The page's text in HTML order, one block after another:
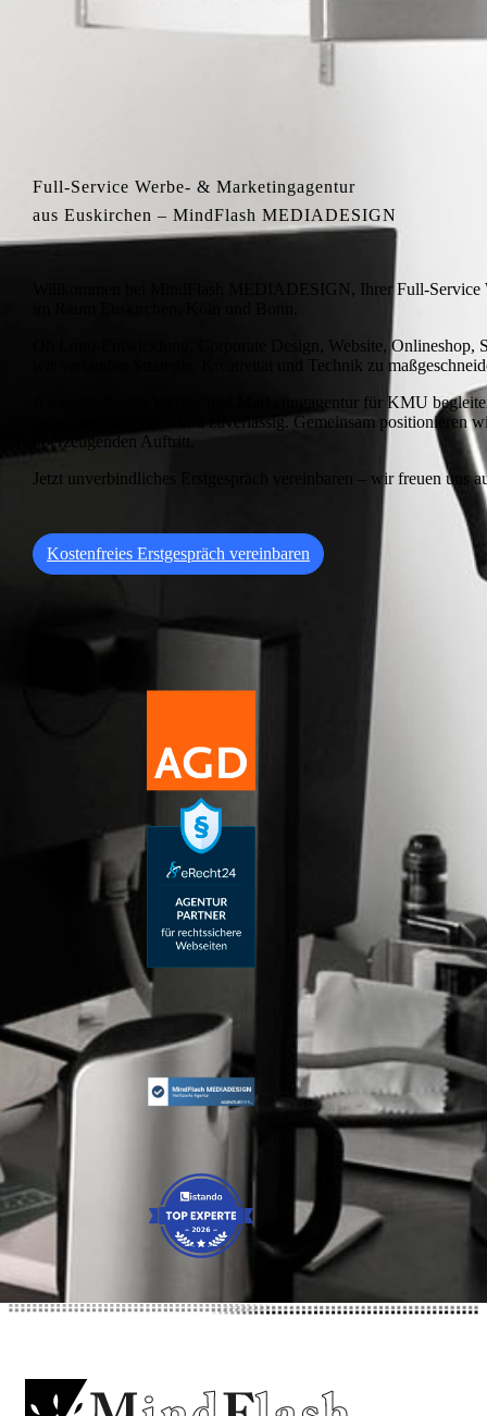
Full-Service Werbe- & Marketingagentur
aus Euskirchen – MindFlash MEDIADESIGN
Willkommen bei MindFlash MEDIADESIGN, Ihrer Full-Service
Ob Logo-Entwicklung, Corporate Design, Website, Onlineshop,
wir verbinden Strategie, Kreativität und Technik zu
Als spezialisierte Werbe- und Marketingagentur für KMU
zielgruppenorientiert und zuverlässig. Gemeinsam
überzeugenden Auftritt.
Jetzt unverbindliches Erstgespräch vereinbaren – wir freuen uns
Kostenfreies Erstgespräch vereinbaren